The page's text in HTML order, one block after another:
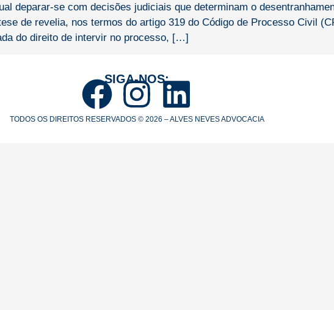
deparar-se com decisões judiciais que determinam o
de revelia, nos termos do artigo 319 do Código de Processo Civil
do direito de intervir no processo, […]
SIGA-NOS:
TODOS OS DIREITOS RESERVADOS © 2026 – ALVES NEVES ADVOCACIA